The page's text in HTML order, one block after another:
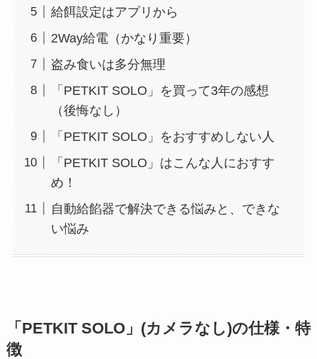
給餌設定はアプリから
2Way給電（かなり重要）
盗み食いは多分無理
「PETKIT SOLO」を買って3年の感想
（後悔なし）
「PETKIT SOLO」をおすすめしない人
「PETKIT SOLO」はこんな人におすす
め！
自動給餡器で解決できる悩みと、できな
い悩み
「PETKIT SOLO」(カメラなし)の仕様・特
徴